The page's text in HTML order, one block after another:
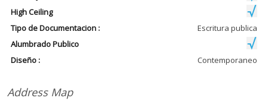
High Ceiling
Tipo de Documentacion :
Escritura publica
Alumbrado Publico
Diseño :
Contemporaneo
Address Map